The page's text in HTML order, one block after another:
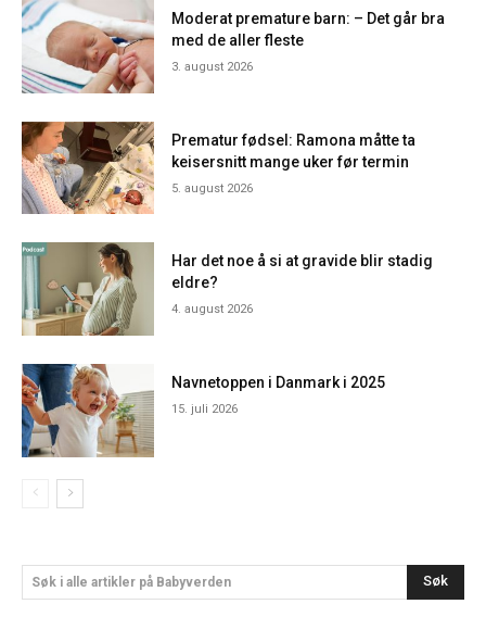
Moderat premature barn: – Det går bra
med de aller fleste
3. august 2026
Prematur fødsel: Ramona måtte ta
keisersnitt mange uker før termin
5. august 2026
Har det noe å si at gravide blir stadig
eldre?
4. august 2026
Navnetoppen i Danmark i 2025
15. juli 2026
Søk i alle artikler på Babyverden Søk